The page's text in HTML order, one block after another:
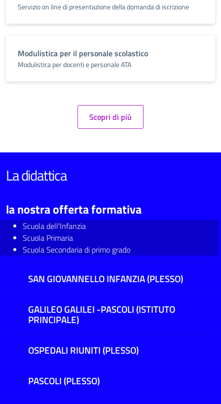
Servizio on line di presentazione della domanda di iscrizione
Modulistica per il personale scolastico
Modulistica per docenti e personale ATA
Scopri di più
La didattica
la nostra offerta formativa
Scuola dell'Infanzia
Scuola Primaria
Scuola Secondaria di primo grado
SAN GIOVANNELLO INFANZIA (PLESSO)
GALILEO GALILEI -PASCOLI (ISTITUTO
PRINCIPALE)
OSPEDALI RIUNITI (PLESSO)
PASCOLI (PLESSO)